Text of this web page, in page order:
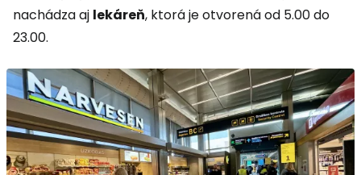
nachádza aj lekáreň, ktorá je otvorená od 5.00 do
23.00.